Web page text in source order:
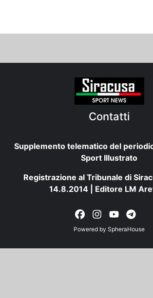
Contatti
Supplemento telematico del
Sport Illustrato
Registrazione al Tribunale di
14.8.2014 | Editore LM
Powered by SpheraHouse